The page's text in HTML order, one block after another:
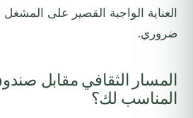
العناية الواجبة القصير على
ضروري.
المسار الثقافي مقابل
المناسب لك؟